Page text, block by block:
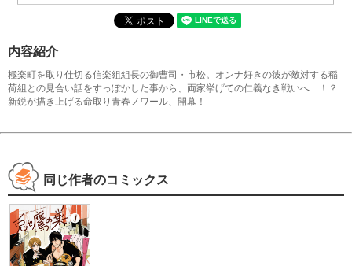
内容紹介
極楽町を取り仕切る信楽組組長の御曹司・市松。オンナ好きの彼が敵対する稲
荷組との見合い話をすっぽかした事から、両家挙げての仁義なき戦いへ…！？
新鋭が描き上げる命取り青春ノワール、開幕！
同じ作者のコミックス